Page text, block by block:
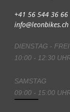
+41 56 544 36 66
info@leonbikes.ch
DIENSTAG -
10:00 - 12:30
SAMSTAG
09:00 - 15:00